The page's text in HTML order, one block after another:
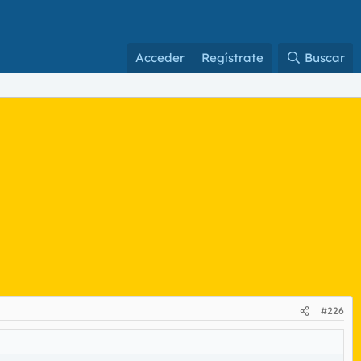
Acceder Regístrate Buscar
#226